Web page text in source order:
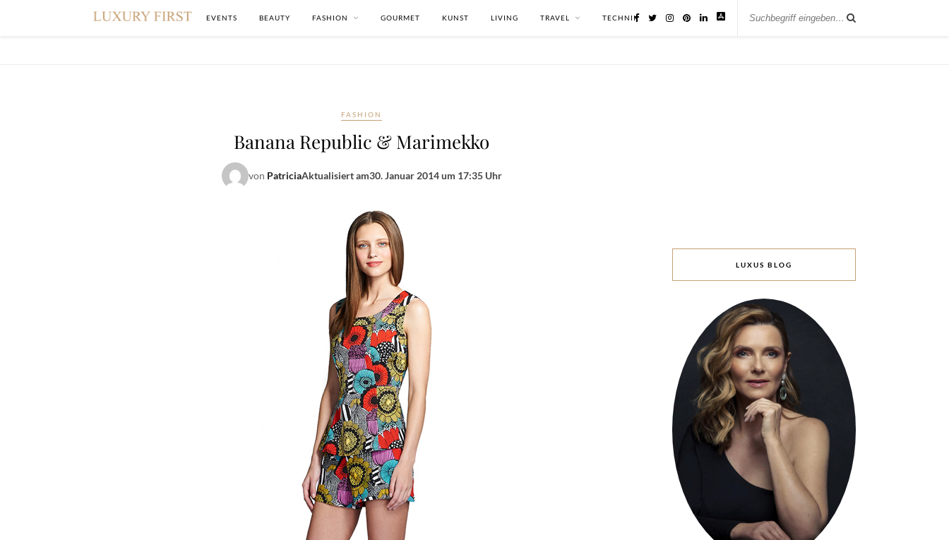
EVENTS BEAUTY FASHION GOURMET KUNST LIVING TRAVEL TECHNIK
FASHION
Banana Republic & Marimekko
von PatriciaAktualisiert am30. Januar 2014 um 17:35 Uhr
LUXUS BLOG